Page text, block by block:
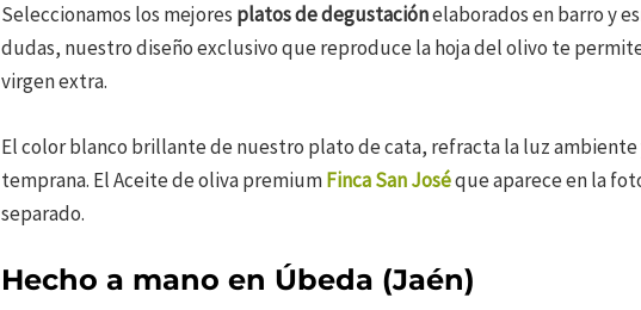
Seleccionamos los mejores platos de degustaciónelaborados en barro y
dudas, nuestro diseño exclusivo que reproduce la hoja del olivo te
virgen extra.
El color blanco brillante de nuestro plato de cata, refracta la luz
temprana. El Aceite de oliva premiumFinca San Joséque aparece en la
separado.
Hecho a mano en Úbeda (Jaén)